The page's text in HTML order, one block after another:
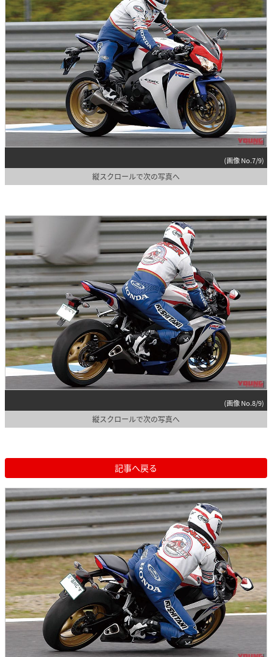
(画像 No.7/9)
縦スクロールで次の写真へ
(画像 No.8/9)
縦スクロールで次の写真へ
記事へ戻る